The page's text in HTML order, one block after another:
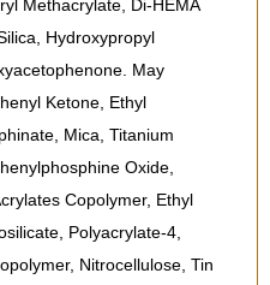
Methacrylate, Di-HEMA
Hydroxypropyl
May
Ketone, Ethyl
Mica, Titanium
Oxide,
Copolymer, Ethyl
Polyacrylate-4,
Nitrocellulose, Tin